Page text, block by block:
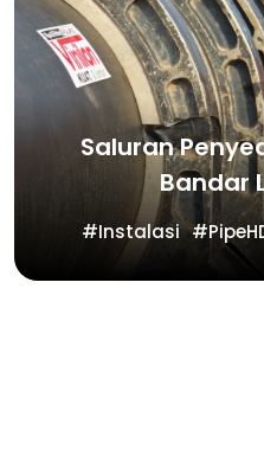
Saluran
Bandar
Instalasi